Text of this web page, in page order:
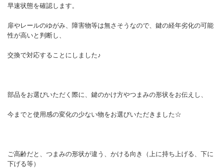
早速状態を確認します。
扉やレールのゆがみ、障害物等は無さそうなので、鍵の経年劣化の可能
性が高いと判断し、
交換で対応することにしました♪
部品をお選びいただく際に、鍵のかけ方やつまみの形状をお伝えし、
今までと使用感の変化の少ない物をお選びいただきました☆
ご高齢だと、つまみの形状が違う、かける向き（上に持ち上げる、下に
下げる等）